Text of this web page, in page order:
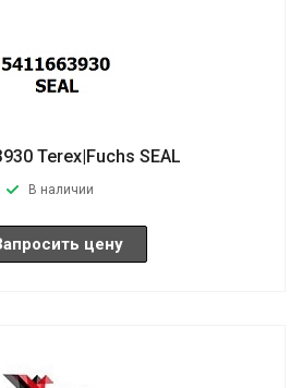
Terex|Fuchs SEAL
В наличии
цену